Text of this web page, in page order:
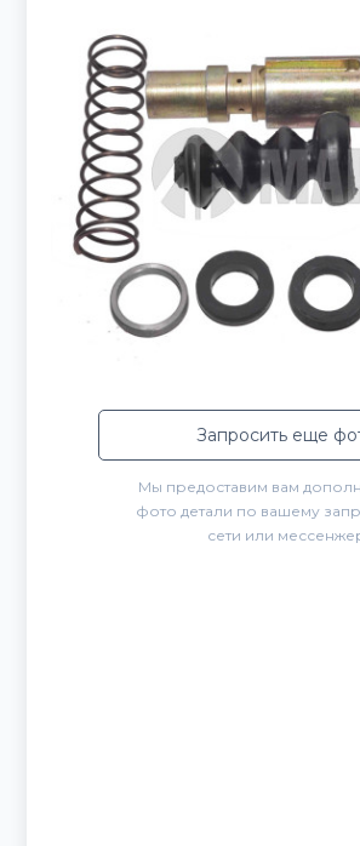
Запросить еще
Мы предоставим вам
фото детали по вашему
сети или